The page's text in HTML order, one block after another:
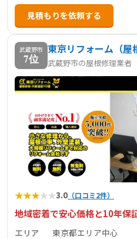
見積もりを依頼する
武蔵野市
7位
東京リフォーム（屋
武蔵野市の屋根修理業者
★★★★★3.0 （口コミ2件）
地域密着で安心価格と10年保
エリア
東京都エリア中心